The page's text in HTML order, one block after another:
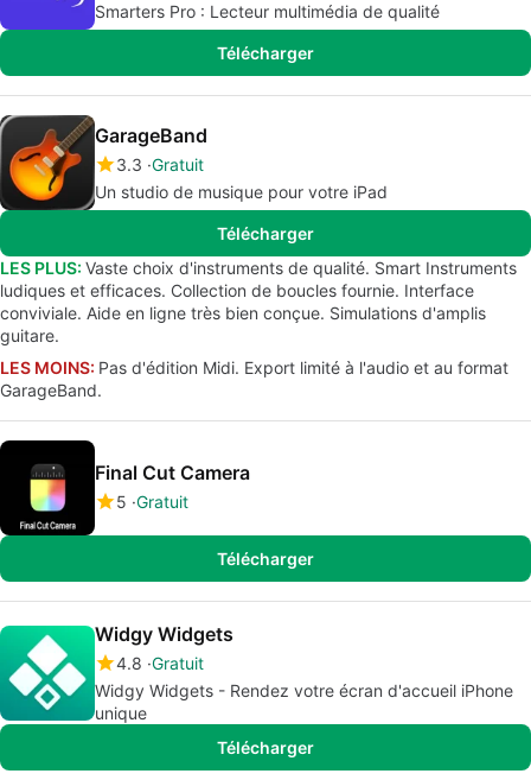
Smarters Pro : Lecteur multimédia de qualité
Télécharger
GarageBand
3.3 Gratuit
Un studio de musique pour votre iPad
Télécharger
LES PLUS: Vaste choix d'instruments de qualité. Smart Instruments
ludiques et efficaces. Collection de boucles fournie. Interface
conviviale. Aide en ligne très bien conçue. Simulations d'amplis
guitare.
LES MOINS: Pas d'édition Midi. Export limité à l'audio et au format
GarageBand.
Final Cut Camera
5 Gratuit
Télécharger
Widgy Widgets
4.8 Gratuit
Widgy Widgets - Rendez votre écran d'accueil iPhone
unique
Télécharger